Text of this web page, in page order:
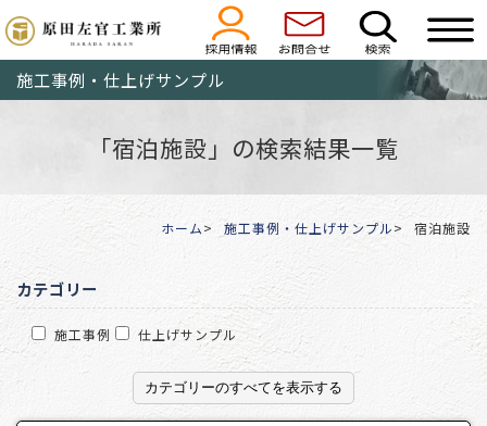
施工事例・仕上げサンプル
「宿泊施設」の検索結果一覧
ホーム 施工事例・仕上げサンプル 宿泊施設
カテゴリー
施工事例 仕上げサンプル
カテゴリーのすべてを表示する